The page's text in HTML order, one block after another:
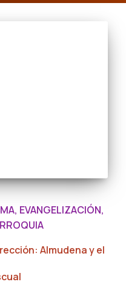
EVANGELIZACIÓN
Almudena y el